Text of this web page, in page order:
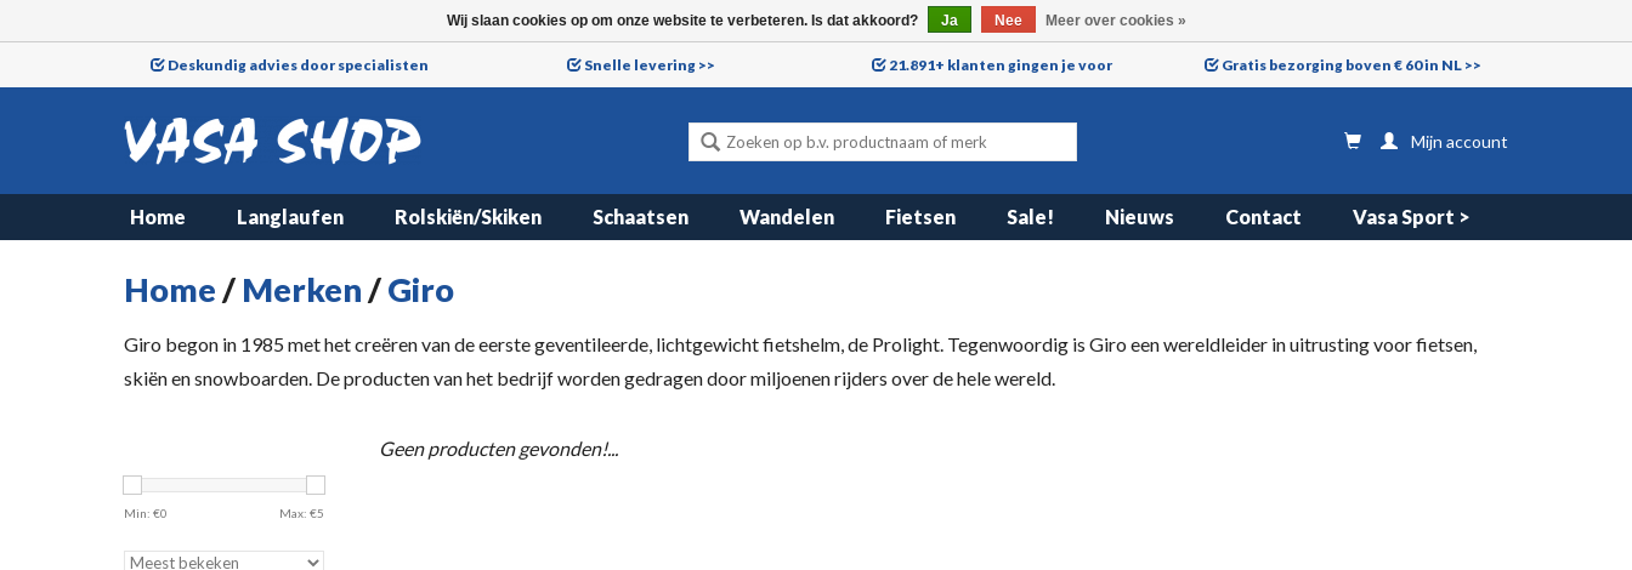
Deskundig advies door specialisten Snelle levering >> 21.891+ klanten gingen je voor Gratis bezorging boven € 60 in NL >>
Mijn account
Home Langlaufen Rolskiën/Skiken Schaatsen Wandelen Fietsen Sale! Nieuws Contact Vasa Sport >
Home/ Merken/Giro
Giro begon in 1985 met het creëren van de eerste geventileerde, lichtgewicht fietshelm, de Prolight. Tegenwoordig is Giro een wereldleider in uitrusting voor fietsen,
skiën en snowboarden. De producten van het bedrijf worden gedragen door miljoenen rijders over de hele wereld.
Min: €0 Max: €5
Geen producten gevonden!...
Wij slaan cookies op om onze website te verbeteren. Is dat akkoord? Ja Nee Meer over cookies »